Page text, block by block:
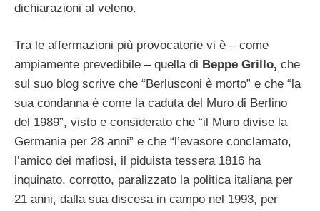
dichiarazioni al veleno.
Tra le affermazioni più provocatorie vi è – come
ampiamente prevedibile – quella di Beppe Grillo, che
sul suo blog scrive che “Berlusconi è morto” e che “la
sua condanna è come la caduta del Muro di Berlino
del 1989”, visto e considerato che “il Muro divise la
Germania per 28 anni” e che “l’evasore conclamato,
l’amico dei mafiosi, il piduista tessera 1816 ha
inquinato, corrotto, paralizzato la politica italiana per
21 anni, dalla sua discesa in campo nel 1993, per